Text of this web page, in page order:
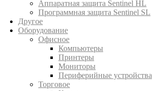
Аппаратная защита Sentinel HL
Программная защита Sentinel SL
Другое
Оборудование
Офисное
Компьютеры
Принтеры
Мониторы
Периферийные устройства
Торговое